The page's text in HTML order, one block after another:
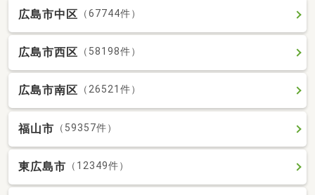
広島市中区 （67744件）
広島市西区 （58198件）
広島市南区 （26521件）
福山市 （59357件）
東広島市 （12349件）